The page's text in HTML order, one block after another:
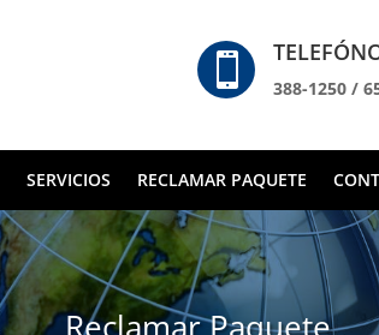
 388-1250 /
SERVICIOS RECLAMAR PAQUETE